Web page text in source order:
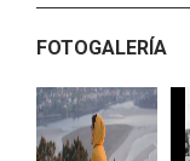
FOTOGALERÍA